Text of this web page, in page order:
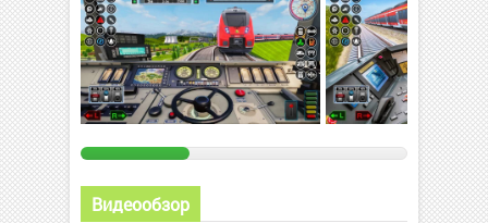
Видеообзор